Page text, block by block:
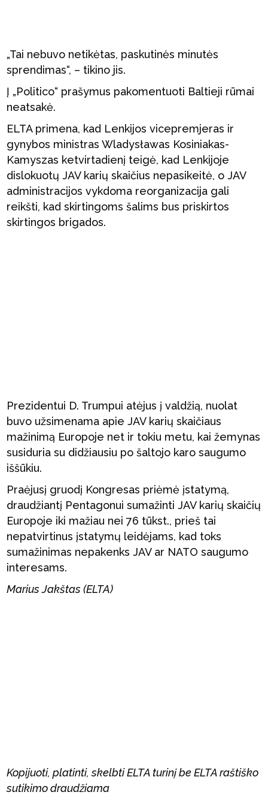
„Tai nebuvo netikėtas, paskutinės minutės
sprendimas“, – tikino jis.
Į „Politico“ prašymus pakomentuoti Baltieji rūmai
neatsakė.
ELTA primena, kad Lenkijos vicepremjeras ir
gynybos ministras Wladysławas Kosiniakas-
Kamyszas ketvirtadienį teigė, kad Lenkijoje
dislokuotų JAV karių skaičius nepasikeitė, o JAV
administracijos vykdoma reorganizacija gali
reikšti, kad skirtingoms šalims bus priskirtos
skirtingos brigados.
Prezidentui D. Trumpui atėjus į valdžią, nuolat
buvo užsimenama apie JAV karių skaičiaus
mažinimą Europoje net ir tokiu metu, kai žemynas
susiduria su didžiausiu po šaltojo karo saugumo
iššūkiu.
Praėjusį gruodį Kongresas priėmė įstatymą,
draudžiantį Pentagonui sumažinti JAV karių skaičių
Europoje iki mažiau nei 76 tūkst., prieš tai
nepatvirtinus įstatymų leidėjams, kad toks
sumažinimas nepakenks JAV ar NATO saugumo
interesams.
Marius Jakštas (ELTA)
Kopijuoti, platinti, skelbti ELTA turinį be ELTA raštiško
sutikimo draudžiama